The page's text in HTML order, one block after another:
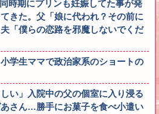
時期にプリンも妊娠してた事が発
きた。父「娘に代われ？その前に
「僕らの恋路を邪魔しないでくだ
学生ママで政治家系のショートの
い」入院中の父の個室に入り浸る
さん…勝手にお菓子を食べ小遣い